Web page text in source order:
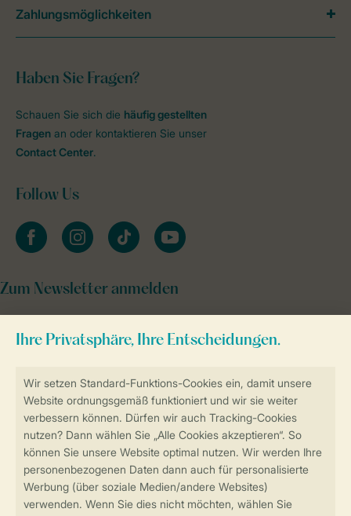
Sicher und schnell zur Online-Buchung
Sichere Datenübertragung
Sicheres Bezahlen
Haben Sie Fragen?
Schauen Sie sich die häufig gestellten
Fragen an oder kontaktieren Sie unser
Contact Center.
Follow Us
facebookinstagramtiktok youtube
Zum Newsletter anmelden
Zahlungsmöglichkeiten